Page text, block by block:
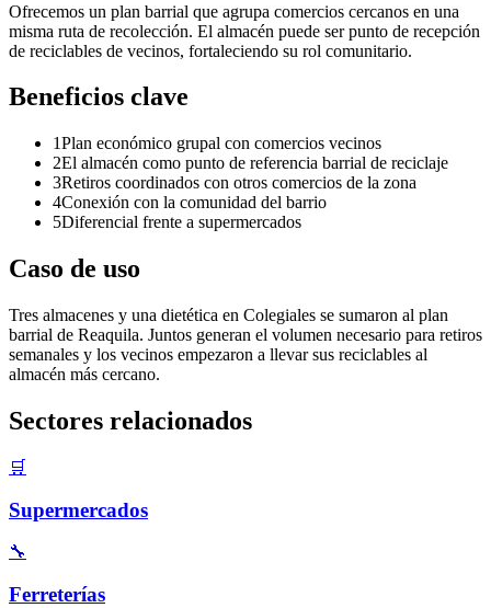
Ofrecemos un plan barrial que agrupa comercios cercanos en una
misma ruta de recolección. El almacén puede ser punto de recepción
de reciclables de vecinos, fortaleciendo su rol comunitario.
Beneficios clave
1Plan económico grupal con comercios vecinos
2El almacén como punto de referencia barrial de reciclaje
3Retiros coordinados con otros comercios de la zona
4Conexión con la comunidad del barrio
5Diferencial frente a supermercados
Caso de uso
Tres almacenes y una dietética en Colegiales se sumaron al plan
barrial de Reaquila. Juntos generan el volumen necesario para retiros
semanales y los vecinos empezaron a llevar sus reciclables al
almacén más cercano.
Sectores relacionados
🛒
Supermercados
🔧
Ferreterías